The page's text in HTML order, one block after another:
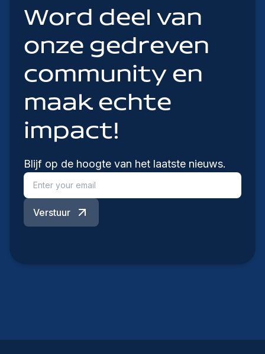
Word deel van
onze gedreven
community en
maak echte
impact!
Blijf op de hoogte van het laatste nieuws.
Verstuur